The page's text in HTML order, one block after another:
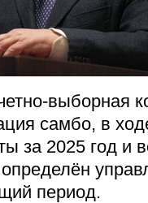
выборная
самбо, в
за 2025 год и
период.